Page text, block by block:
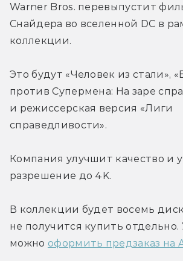
Warner Bros. перевыпустит
Снайдера во вселенной DC в
коллекции.
Это будут «Человек из стали»,
против Супермена: На заре
и режиссерская версия «Лиги
справедливости».
Компания улучшит качество и
разрешение до 4K.
В коллекции будет восемь
не получится купить отдельно.
можно оформить предзаказ на